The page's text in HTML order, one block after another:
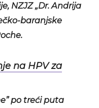
NZJZ „Dr. Andrija
baranjske
na HPV za
po treći puta